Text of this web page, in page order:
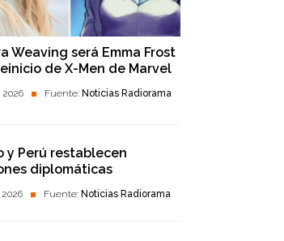
Weaving será Emma Frost
de X-Men de Marvel
2026 Fuente: Noticias Radiorama
y Perú restablecen
diplomáticas
2026 Fuente: Noticias Radiorama